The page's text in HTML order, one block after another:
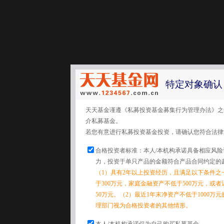
特定对象确认
天天基金谨遵《私募投资基金募集行为管理办法》
介私募基金。
若您有意进行私募投资基金投资，请确认您符合法
合格投资者标准：本人/本机构承诺具备相应风
力，投资于单只产品的金额符合产品合同约定的
（1）具有2年以上投资经历，且满足以下条件
于300万元，家庭金融资产不低于500万元，或
50万元。（2）最近1年末净资产不低于1000万
理部门视为合格投资者的其他情形。